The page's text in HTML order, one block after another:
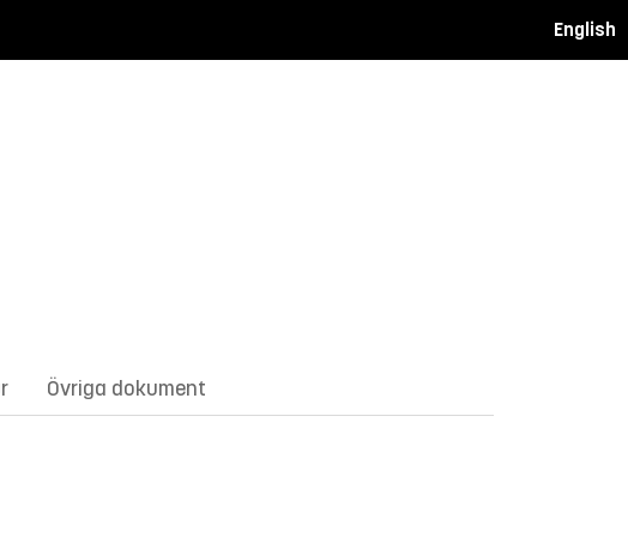
English
Övriga dokument